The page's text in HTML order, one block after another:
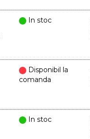
In stoc
Disponibil la
comanda
In stoc